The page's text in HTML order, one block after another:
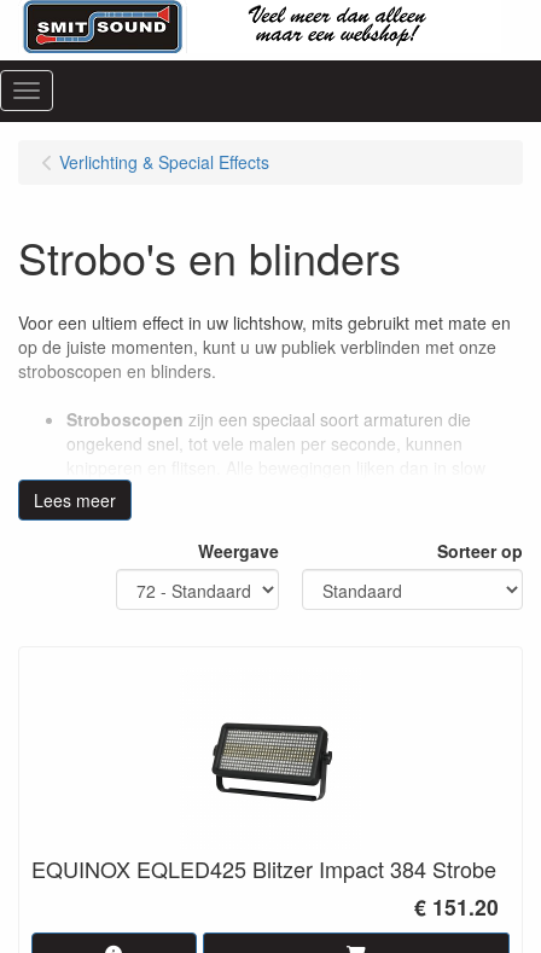
Menu
Verlichting & Special Effects
Strobo's en blinders
Voor een ultiem effect in uw lichtshow, mits gebruikt met mate en
op de juiste momenten, kunt u uw publiek verblinden met onze
stroboscopen en blinders.
Stroboscopen zijn een speciaal soort armaturen die
ongekend snel, tot vele malen per seconde, kunnen
motion te gaan. Stroboscopen komt u bijna overal tegen, in
elke lichtset, van klein tot groot. Overal toepasbaar: bij
concerten, in clubs en bars of zelfs bij een feestje thuis.
zijn armaturen die, zoals de naam al aangeeft, in
Zowel stroboscopen als blinders zijn aan te sturen via een
of te gebruiken met de ingebouwde programma's.
op of kom eens lang voor verdere toelichting
Lees meer
Weergave Sorteer op
EQUINOX EQLED425 Blitzer Impact 384 Strobe
€ 151.20